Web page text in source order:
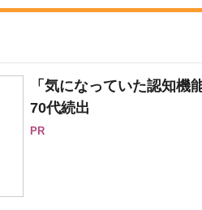
「気になっていた認知
70代続出
PR